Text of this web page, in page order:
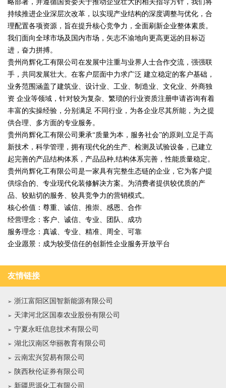
略部署，并遵循国资委关于推动企业壮大的相关指导方针，我们将
持续推进企业深层次改革，以实现产业结构的深度调整与优化，合
理配置各项资源，旨在提升核心竞争力，全面刷新企业整体素质。
我们面向全球市场及国内市场，矢志不渝地向更高更远的目标迈
进，奋力拼搏。
贵州尚辉化工有限公司在发展中注重与业界人士合作交流，强强联
手，共同发展壮大。在客户层面中力求广泛 建立稳定的客户基础，
业务范围涵盖了建筑业、设计业、工业、制造业、文化业、外商独
资 企业等领域，针对较为复杂、繁琐的行业资质注册申请咨询有着
丰富的实操经验，分别满足 不同行业，为各企业尽其所能，为之提
供合理、多方面的专业服务。
贵州尚辉化工有限公司秉承“质量为本，服务社会”的原则,立足于高
新技术，科学管理，拥有现代化的生产、检测及试验设备，已建立
起完善的产品结构体系，产品品种,结构体系完善，性能质量稳定。
贵州尚辉化工有限公司是一家具有完整生态链的企业，它为客户提
供综合的、专业现代化装修解决方案。为消费者提供较优质的产
品、较贴切的服务、较具竞争力的营销模式。
核心价值：尊重、诚信、推崇、感恩、合作
经营理念：客户、诚信、专业、团队、成功
服务理念：真诚、专业、精准、周全、可靠
企业愿景：成为较受信任的创新性企业服务开放平台
友情链接
浙江富阳区国智新能源有限公司
天津河北区国泰农业股份有限公司
宁夏永旺信息技术有限公司
湖北汉南区华丽教育有限公司
云南宏兴贸易有限公司
陕西秋伦证券有限公司
新疆思源化工有限公司